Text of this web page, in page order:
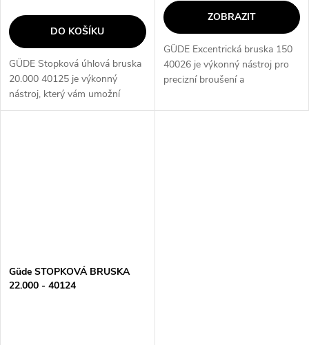
DO KOŠÍKU
GÜDE Stopková úhlová bruska
20.000 40125 je výkonný
nástroj, který vám umožní
precizní a rychlé broušení. Díky
ZOBRAZIT
GÜDE Excentrická bruska 150
40026 je výkonný nástroj pro
precizní broušení a
excentrickému pohybu a
Güde STOPKOVÁ BRUSKA
22.000 - 40124